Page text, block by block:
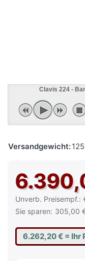
Clavis 224 -
Versandgewicht:
Unverb. Preisempf.:
Die UVP ist der
Sie sparen: 305,00
6.262,20 € = Ihr